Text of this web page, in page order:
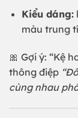
Kiểu dáng:
màu trung
🎀 Gợi ý: “Kệ
thông điệp
cùng nhau